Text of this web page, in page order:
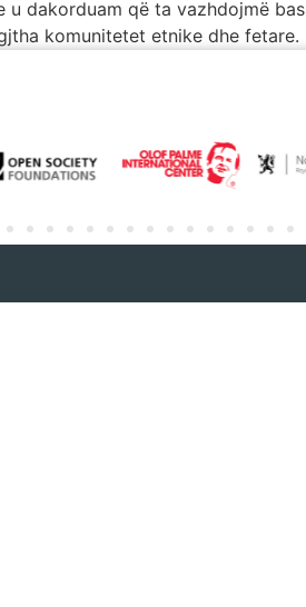
dakorduam që ta vazhdojmë
komunitetet etnike dhe fetare.